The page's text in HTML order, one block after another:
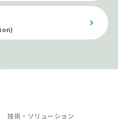
技術・ソリューション